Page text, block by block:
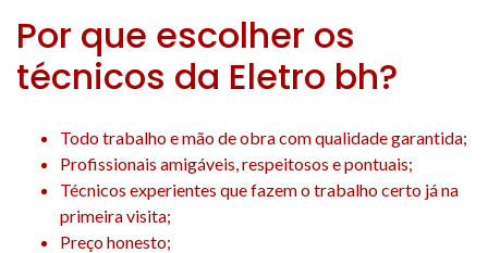
Por que escolher os
técnicos da Eletro bh?
Todo trabalho e mão de obra com qualidade garantida;
Profissionais amigáveis, respeitosos e pontuais;
Técnicos experientes que fazem o trabalho certo já na
primeira visita;
Preço honesto;